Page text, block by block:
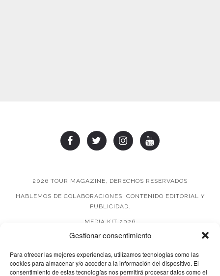
Gestionar consentimiento
Para ofrecer las mejores experiencias, utilizamos tecnologías como las
cookies para almacenar y/o acceder a la información del dispositivo. El
consentimiento de estas tecnologías nos permitirá procesar datos como el
2026 TOUR MAGAZINE, DERECHOS RESERVADOS
HABLEMOS DE COLABORACIONES, CONTENIDO EDITORIAL Y
PUBLICIDAD.
MEDIA KIT 2026
AVISO DE PRIVACIDAD